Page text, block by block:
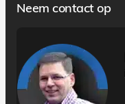
Neem contact op